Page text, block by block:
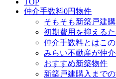
TOP
仲介手数料0円物件
そもそも新築戸建
初期費用を抑える
仲介手数料とはこ
みらい不動産が仲
おすすめ新築物件
新築戸建購入まで